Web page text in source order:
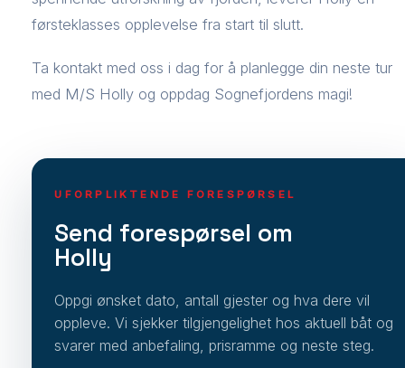
førsteklasses opplevelse fra start til slutt.
Ta kontakt med oss i dag for å planlegge din neste tur
med M/S Holly og oppdag Sognefjordens magi!
UFORPLIKTENDE FORESPØRSEL
Send forespørsel om
Holly
Oppgi ønsket dato, antall gjester og hva dere vil
oppleve. Vi sjekker tilgjengelighet hos aktuell båt og
svarer med anbefaling, prisramme og neste steg.